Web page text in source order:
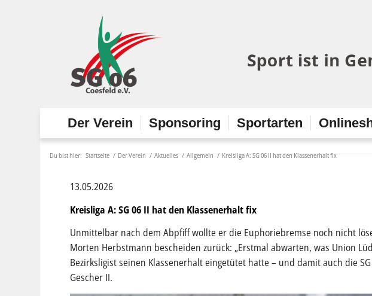
Der Verein Sponsoring Sportarten
Du bist hier: Startseite / Der Verein / Aktuelles / Allgemein / Kreisliga A: SG 06 II hat den Klassenerhalt fix
13.05.2026
Kreisliga A: SG 06 II hat den Klassenerhalt fix
Unmittelbar nach dem Abpfiff wollte er die Euphoriebremse noch nicht
Morten Herbstmann bescheiden zurück: „Erstmal abwarten, was Union
Bezirksligist seinen Klassenerhalt eingetütet hatte – und damit auch die
Gescher II.